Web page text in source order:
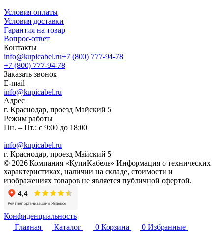
Условия оплаты
Условия доставки
Гарантия на товар
Вопрос-ответ
Контакты
info@kupicabel.ru+7 (800) 777-94-78
+7 (800) 777-94-78
Заказать звонок
E-mail
info@kupicabel.ru
Адрес
г. Краснодар, проезд Майский 5
Режим работы
Пн. – Пт.: с 9:00 до 18:00
info@kupicabel.ru
г. Краснодар, проезд Майский 5
© 2026 Компания «КупиКабель» Информация о технических
характеристиках, наличии на складе, стоимости и
изображениях товаров не является публичной офертой.
Конфиденциальность
Главная
Каталог 0 Корзина 0 Избранные